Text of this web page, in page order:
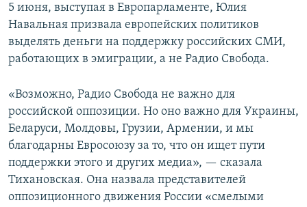
5 июня, выступая в Европарламенте, Юлия
Навальная призвала европейских политиков
выделять деньги на поддержку российских СМИ,
работающих в эмиграции, а не Радио Свобода.
«Возможно, Радио Свобода не важно для
российской оппозиции. Но оно важно для Украины,
Беларуси, Молдовы, Грузии, Армении, и мы
благодарны Евросоюзу за то, что он ищет пути
поддержки этого и других медиа», — сказала
Тихановская. Она назвала представителей
оппозиционного движения России «смелыми